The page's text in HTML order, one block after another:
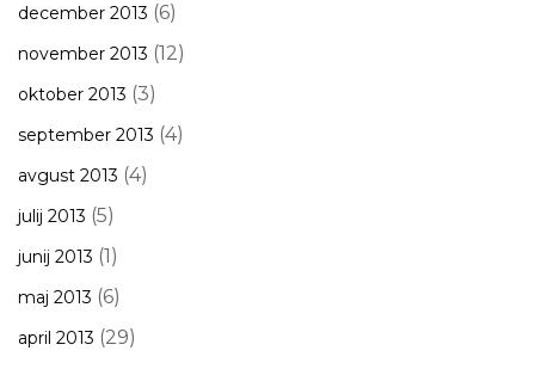
december 2013 (6)
november 2013 (12)
oktober 2013 (3)
september 2013 (4)
avgust 2013 (4)
julij 2013 (5)
junij 2013 (1)
maj 2013 (6)
april 2013 (29)